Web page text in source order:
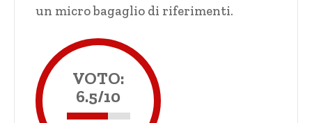
un micro bagaglio di riferimenti.
VOTO:
6.5/10